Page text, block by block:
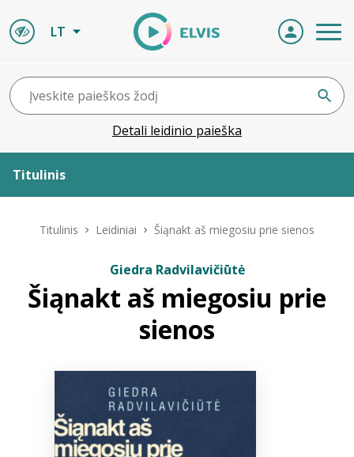
LT
Detali leidinio paieška
Titulinis
ELVIS atvyksta
Titulinis Leidiniai Šiąnakt aš miegosiu prie sienos
Giedra Radvilavičiūtė
Šiąnakt aš miegosiu prie
sienos